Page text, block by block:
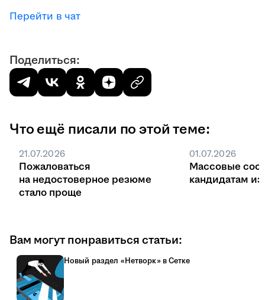
Перейти в чат
Поделиться:
Что ещё писали по этой теме:
21.07.2026
Пожаловаться
на недостоверное резюме
стало проще
01.07.2026
Массовые
кандидатам
Вам могут понравиться статьи:
Новый раздел «Нетворк» в Сетке